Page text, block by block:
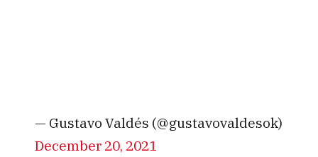
— Gustavo Valdés (@gustavovaldesok)
December 20, 2021